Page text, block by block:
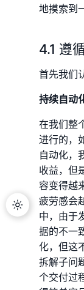
地摸索到
4.1 遵
首先我们
持续自动
在我们整
进行的，
自动化，
收益，但
容变得越
疲劳感会
中，由于
据的不一
化，但这
拆解子问
个交付过